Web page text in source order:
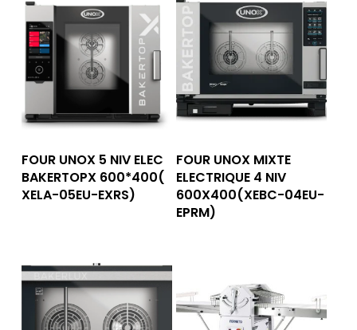
Lire La Suite
FOUR UNOX 5 NIV ELEC
BAKERTOPX 600*400(
XELA-05EU-EXRS)
Lire La Suite
FOUR UNOX MIXTE
ELECTRIQUE 4 NIV
600X400(XEBC-04EU-
EPRM)